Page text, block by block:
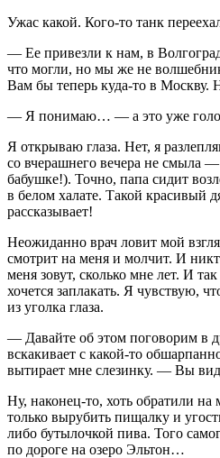
Ужас какой. Кого-то танк
— Ее привезли к нам, в
что могли, но мы же не
Вам бы теперь куда-то в Москву.
— Я понимаю… — а это уже
Я открываю глаза. Нет, я
со вчерашнего вечера не смыла —
бабушке!). Точно, папа сидит
в белом халате. Такой красивый
рассказывает!
Неожиданно врач ловит мой
смотрит на меня и молчит. И
меня зовут, сколько мне лет. И
хочется заплакать. Я чувствую,
из уголка глаза.
— Давайте об этом поговорим в
вскакивает с какой-то
вытирает мне слезинку. — Вы
Ну, наконец-то, хоть обратили
только вырубить пищалку и
либо бутылочкой пива. Того
по дороге на озеро Эльтон…